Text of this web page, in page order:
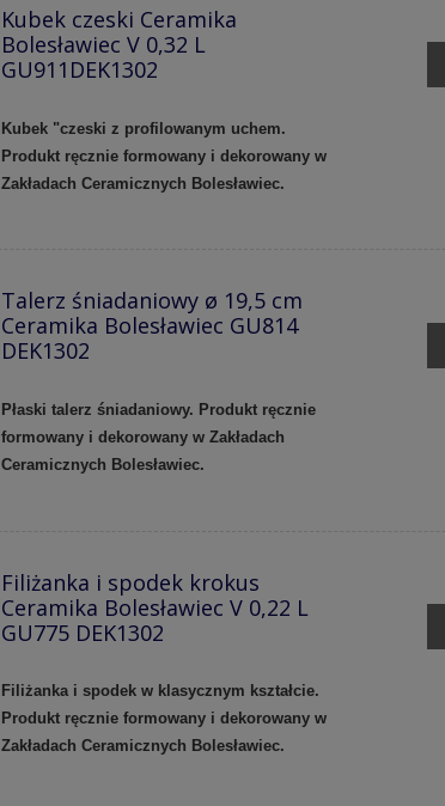
Kubek czeski Ceramika
Bolesławiec V 0,32 L
GU911DEK1302
Kubek "czeski z profilowanym uchem.
Produkt ręcznie formowany i dekorowany w
Zakładach Ceramicznych Bolesławiec.
Talerz śniadaniowy ø 19,5 cm
Ceramika Bolesławiec GU814
DEK1302
Płaski talerz śniadaniowy. Produkt ręcznie
formowany i dekorowany w Zakładach
Ceramicznych Bolesławiec.
Filiżanka i spodek krokus
Ceramika Bolesławiec V 0,22 L
GU775 DEK1302
Filiżanka i spodek w klasycznym kształcie.
Produkt ręcznie formowany i dekorowany w
Zakładach Ceramicznych Bolesławiec.